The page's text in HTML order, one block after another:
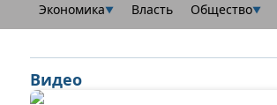
Экономика▼ Власть Общество▼
Видео